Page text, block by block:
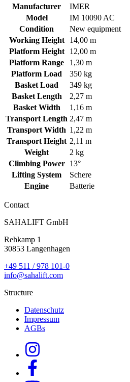
Manufacturer
IMER
Model
IM 10090 AC
Condition
New equipment
Working Height
14,00 m
Platform Height
12,00 m
Platform Range
1,30 m
Platform Load
350 kg
Basket Load
349 kg
Basket Length
2,27 m
Basket Width
1,16 m
Transport Length 2,47 m
Transport Width 1,22 m
Transport Height 2,11 m
Weight
2 kg
Climbing Power
13°
Lifting System
Schere
Engine
Batterie
Contact
SAHALIFT GmbH
Rehkamp 1
30853 Langenhagen
+49 511 / 978 101-0
info@sahalift.com
Structure
Datenschutz
Impressum
AGBs